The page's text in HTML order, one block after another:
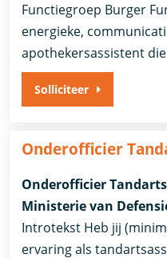
Functiegroep Burger​
energieke,
apothekersassistent
Solliciteer
Onderofficier
Onderofficier
Ministerie van
Introtekst Heb jij
ervaring als